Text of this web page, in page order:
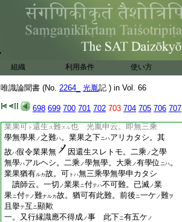
組織 利用条件 使い方
唯識論聞書 (No. 2264_ 光胤記 ) in Vol. 66
698 699 700 701 702 703 704 705 706 707
クホトノ事。任運ニ無ハ因自此ノ 路ヲ人ノトヲラ
ヌホトノ事歟
一。入無餘依涅槃界已 等 文 事 光胤申云。
即無三乘學無學果ノ 之難 ハアルマ
アルヘシ。相當 難･入
無餘依涅槃界已等ノ 之難カ故。且擧之歟 良
也。其ノ處 ニ即無三乘學無學果 ノ 之難ヲ 擧畢
ヲ 斷畢
業果可 ト 還生 ス難スル也 光胤申云。即無三乘
學無學果ノ 之難ハ。業果之下ニハアリカタシ。其
故ハ假令業果無 因還生スレトモ。二乘 ノ 之學
無學ハアルヘシ。二乘 ノ學無學。大乘 ノ有學位 ニハ。
業果猶有ルカ故。可 トハ無三乘學無學申カタシ
讀師云。一切 ノ業果ニ付テハ不可難。已滅ノ業
果ニ付テノ難ナルカ故。猶可有此難。前後ニ一ケ ノ難ヲ
且擧テ互ニ顯歟
一。又行縁識應不得成ノ事 此下ニ有五ケ ノ